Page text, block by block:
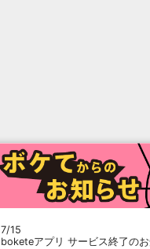
7/15
boketeアプリ サービス終了の